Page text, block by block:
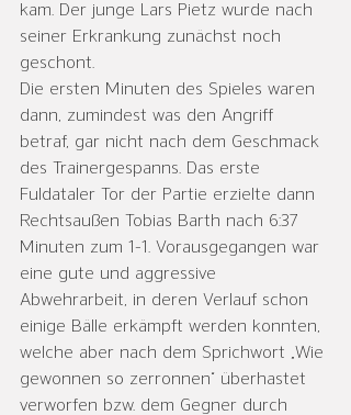
kam. Der junge Lars Pietz wurde nach
seiner Erkrankung zunächst noch
geschont.
Die ersten Minuten des Spieles waren
dann, zumindest was den Angriff
betraf, gar nicht nach dem Geschmack
des Trainergespanns. Das erste
Fuldataler Tor der Partie erzielte dann
Rechtsaußen Tobias Barth nach 6:37
Minuten zum 1-1. Vorausgegangen war
eine gute und aggressive
Abwehrarbeit, in deren Verlauf schon
einige Bälle erkämpft werden konnten,
welche aber nach dem Sprichwort „Wie
gewonnen so zerronnen“ überhastet
verworfen bzw. dem Gegner durch